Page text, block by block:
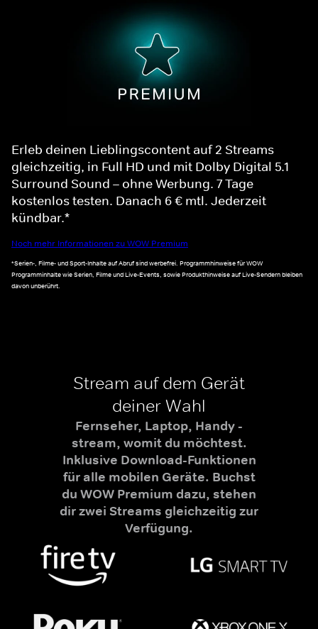
Erleb deinen Lieblingscontent auf 2 Streams
gleichzeitig, in Full HD und mit Dolby Digital 5.1
Surround Sound – ohne Werbung. 7 Tage
kostenlos testen. Danach 6 € mtl. Jederzeit
kündbar.*
Noch mehr Informationen zu WOW Premium
*Serien-, Filme- und Sport-Inhalte auf Abruf sind werbefrei. Programmhinweise für WOW
Programminhalte wie Serien, Filme und Live-Events, sowie Produkthinweise auf Live-Sendern bleiben
davon unberührt.
Stream auf dem Gerät
deiner Wahl
Fernseher, Laptop, Handy -
stream, womit du möchtest.
Inklusive Download-Funktionen
für alle mobilen Geräte. Buchst
du WOW Premium dazu, stehen
dir zwei Streams gleichzeitig zur
Verfügung.